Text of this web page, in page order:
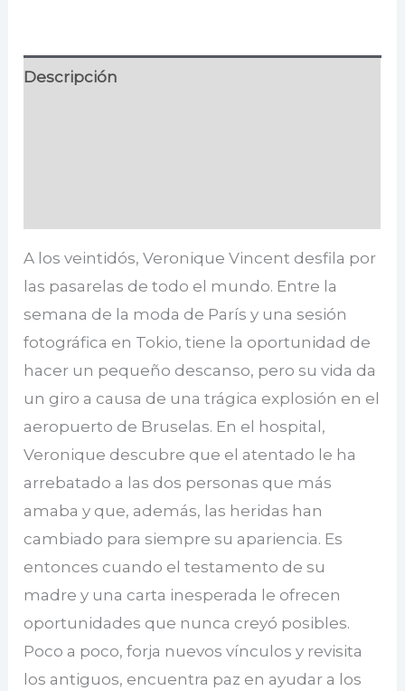
Descripción
A los veintidós, Veronique Vincent desfila por
las pasarelas de todo el mundo. Entre la
semana de la moda de París y una sesión
fotográfica en Tokio, tiene la oportunidad de
hacer un pequeño descanso, pero su vida da
un giro a causa de una trágica explosión en el
aeropuerto de Bruselas. En el hospital,
Veronique descubre que el atentado le ha
arrebatado a las dos personas que más
amaba y que, además, las heridas han
cambiado para siempre su apariencia. Es
entonces cuando el testamento de su
madre y una carta inesperada le ofrecen
oportunidades que nunca creyó posibles.
Poco a poco, forja nuevos vínculos y revisita
los antiguos, encuentra paz en ayudar a los